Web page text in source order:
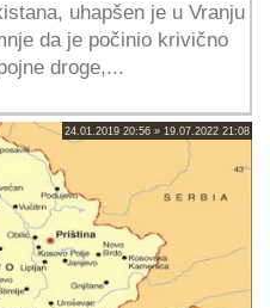
uhapšen je u Vranju
da je počinio krivično
droge,...
24.01.2019 20:56 » 19.07.2022 21:08